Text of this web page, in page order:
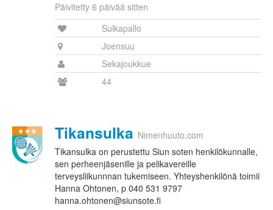
Päivitetty 6 päivää sitten
Sulkapallo
Joensuu
Sekajoukkue
44
Tikansulka Nimenhuuto.com
Tikansulka on perustettu Siun soten henkilökunnalle,
sen perheenjäsenille ja pelikavereille
terveysliikunnnan tukemiseen. Yhteyshenkilönä toimii
Hanna Ohtonen, p 040 531 9797
hanna.ohtonen@siunsote.fi